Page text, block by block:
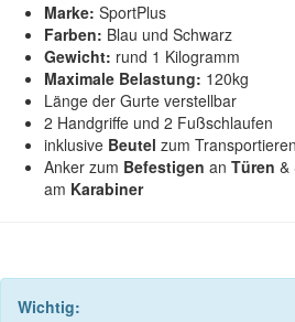
Marke: SportPlus
Farben: Blau und Schwarz
Gewicht: rund 1 Kilogramm
Maximale Belastung: 120kg
Länge der Gurte verstellbar
2 Handgriffe und 2 Fußschlaufen
inklusive Beutel zum Transportieren
Anker zum Befestigen an Türen &
am Karabiner
Wichtig: